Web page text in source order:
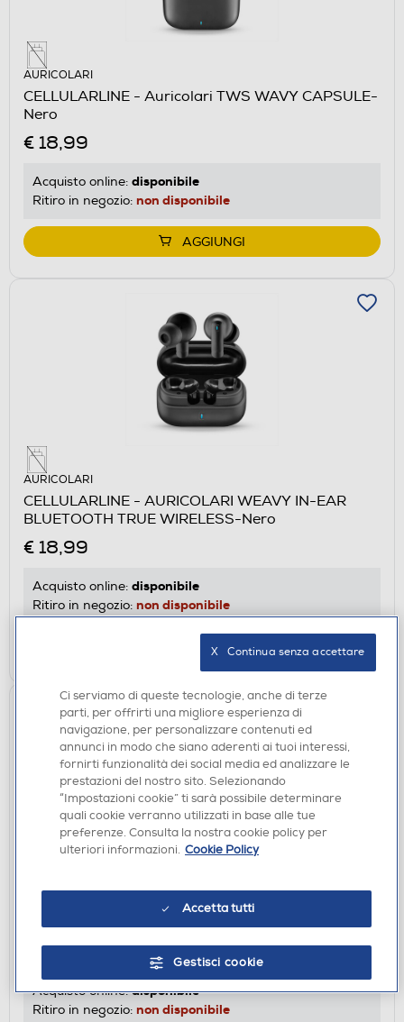
AURICOLARI
CELLULARLINE - Auricolari TWS WAVY CAPSULE-
Nero
€ 18,99
Acquisto online: disponibile
Ritiro in negozio: non disponibile
AGGIUNGI
AURICOLARI
CELLULARLINE - AURICOLARI WEAVY IN-EAR
BLUETOOTH TRUE WIRELESS-Nero
€ 18,99
Acquisto online: disponibile
Ritiro in negozio: non disponibile
AGGIUNGI
CELLULARLINE - AURICOLARI WEAVY IN-EAR
BLUETOOTH TRUE WIRELESS-Bianco
€ 18,99
Acquisto online:disponibile
Ritiro in negozio: non disponibile
Ci serviamo di queste tecnologie, anche di terze
parti, per offrirti una migliore esperienza di
navigazione, per personalizzare contenuti ed
annunci in modo che siano aderenti ai tuoi interessi,
fornirti funzionalità dei social media ed analizzare le
prestazioni del nostro sito. Selezionando
“Impostazioni cookie” ti sarà possibile determinare
quali cookie verranno utilizzati in base alle tue
preferenze. Consulta la nostra cookie policy per
ulteriori informazioni. Cookie Policy
Accetta tutti
Gestisci cookie
X   Continua senza accettare